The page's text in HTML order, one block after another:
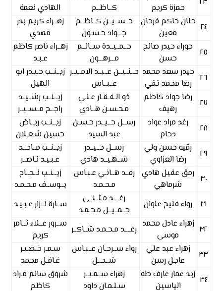
حمزة كريم
كــاظــم
الهادي نعمة
٢٤ حنان حاكم فرحان
معين
حــســيــن كــاظــم
جـــواد حـسـون
زهــراء كريم بدر
مهدي
٢٥ حوراء حيدر صالح
حسن
حــمــيــدة ســالــم
مـــرهـــون
زهــراء ناصر كاظم
عـبـد
٢٦ حيدر سعد محمد
رضا محمد تقي
حــنــيــن عــبــد الامــيــر
عــبــاس
زيــنــب حـيـدر ابو
الهيل
٢٧
رضا جواد كاظم
رهيف
ذو الـفـقـار عـلـي
مـحـسـن هــادي
زيــنــب رشــيــد
راجــح مــســيــر
٢٨
رغد مراد عواد
دحام
رســل حــيــدر حـسـن
عبد السيد
زيــنــب ريــاض
حسين شـعـلان
٢٩
رقيه حسن ولي
رضا العزاوي
رســل حــيــدر
شــهـيــد هادي
زيــنــب مــاجــد
عـبـيـد نـاصــر
٣٠ رمق عقيل هادي
شرماهي
رفــد هــانـي عـبـاس
مـحـمـد
زيــنــب نــجــاح
يــوســف مـحـمـد
٣١
رواء فليح علوان
رغــــد مـثــنــى
جــمــيــل مـحـمـد
ســارة نــزار عـبـيـد
٣٢ زهراء عادل محمد
موسى
رغــــد مـحـمـد شــاكــر ســرور عــلاء ثــامر
كريم
٣٣
زهراء عبد علي
عاجل رسن
رواء ســرحـان عــبـاس
شــحــل
سـمـر خـضـيـر
غـافـل محمد
٣٤ زيد عمار عارف طه
الياسين
زهراء ســمـيــر
سـلـمـان داود
شروق سالم مـراد
كاظم